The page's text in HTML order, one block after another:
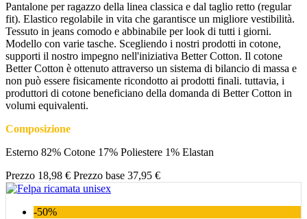
Pantalone per ragazzo della linea classica e dal taglio retto (regular
fit). Elastico regolabile in vita che garantisce un migliore vestibilità.
Tessuto in jeans comodo e abbinabile per look di tutti i giorni.
Modello con varie tasche. Scegliendo i nostri prodotti in cotone,
supporti il nostro impegno nell'iniziativa Better Cotton. Il cotone
Better Cotton è ottenuto attraverso un sistema di bilancio di massa e
non può essere fisicamente ricondotto ai prodotti finali. tuttavia, i
produttori di cotone beneficiano della domanda di Better Cotton in
volumi equivalenti.
Composizione
Esterno 82% Cotone 17% Poliestere 1% Elastan
Prezzo 18,98 € Prezzo base 37,95 €
-50%